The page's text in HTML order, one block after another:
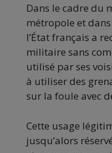
Dans le cadre du
métropole et
l’État français a
militaire sans
utilisé par ses
à utiliser des
sur la foule avec
Cette usage
jusqu’alors